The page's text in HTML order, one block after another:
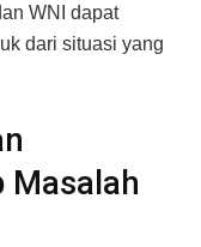
WNI dapat
dari situasi yang
Masalah